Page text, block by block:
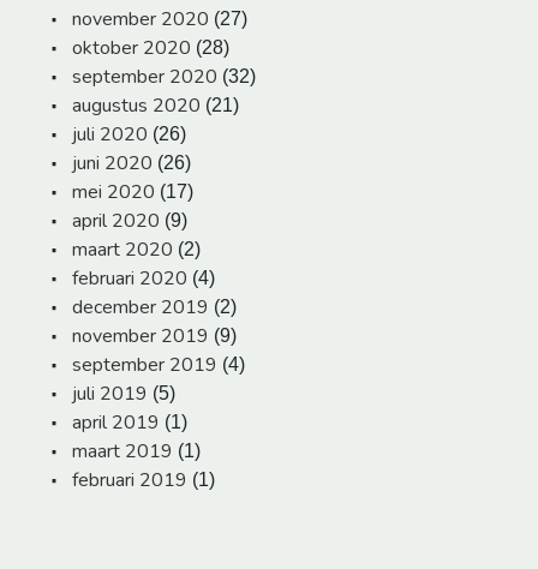
november 2020 (27)
oktober 2020 (28)
september 2020 (32)
augustus 2020 (21)
juli 2020 (26)
juni 2020 (26)
mei 2020 (17)
april 2020 (9)
maart 2020 (2)
februari 2020 (4)
december 2019 (2)
november 2019 (9)
september 2019 (4)
juli 2019 (5)
april 2019 (1)
maart 2019 (1)
februari 2019 (1)